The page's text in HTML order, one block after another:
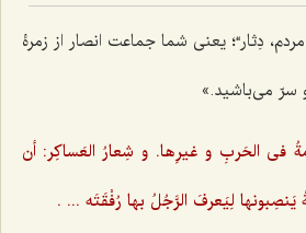
دِثار“؛ یعنی شما جماعت انصار از زمرۀ
می‌باشید.»
فی الحَربِ و غیرِها. و شِعارُ العَساکِر: أن
یَنصِبونها لِیَعرفَ الرَّجُلُ بها رُفْقَتَه ... .‌